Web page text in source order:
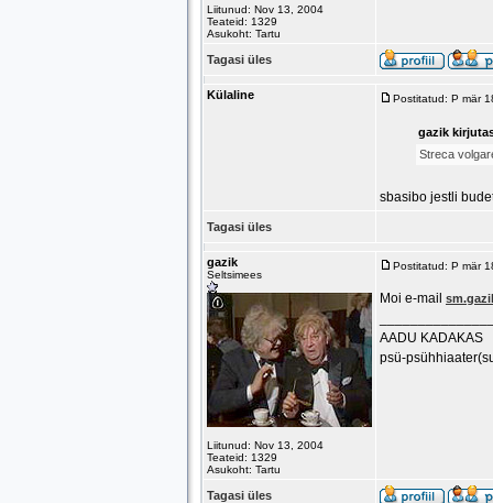
Liitunud: Nov 13, 2004
Teateid: 1329
Asukoht: Tartu
Tagasi üles
Külaline Postitatud: P mär
gazik
Streca
sbasibo jestli
Tagasi üles
gazik
Seltsimees
Liitunud: Nov 13, 2004
Teateid: 1329
Asukoht: Tartu
Postitatud: P mär
Moi e-mail
AADU KADAKAS
psü-
Tagasi üles